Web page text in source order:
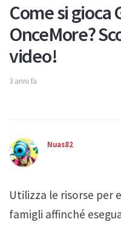
Come si
OnceMore?
video!
3 anni fa
Nuas82
Utilizza le risorse per
famigli affinché